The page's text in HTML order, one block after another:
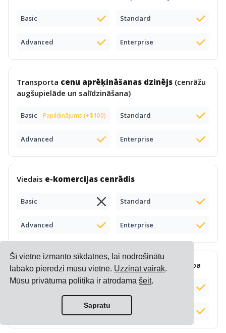
Šī vietne izmanto sīkdatnes, lai nodrošinātu
labāko pieredzi mūsu vietnē. Uzzināt vairāk.
Mūsu privātuma politika ir atrodamašeit.
Sapratu
Basic Standard
Advanced Enterprise
Transporta cenu aprēķināšanas dzinējs (cenrāžu
augšupielāde un salīdzināšana)
Basic Papildinājums (+$100) Standard
Advanced Enterprise
Viedais e-komercijas cenrādis
Basic Standard
Advanced Enterprise
Sarežģītapiemaksu aprēķināšanaun pārvaldība
Basic Standard